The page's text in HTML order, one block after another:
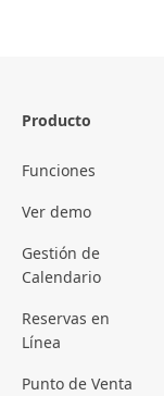
Producto
Funciones
Ver demo
Gestión de
Calendario
Reservas en
Línea
Punto de Venta